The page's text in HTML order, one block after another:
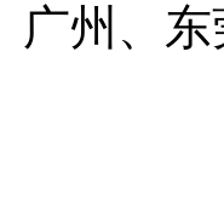
广州、